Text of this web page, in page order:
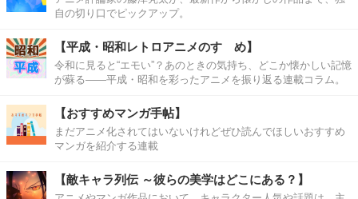
自の切り口でピックアップ。
【平成・昭和レトロアニメのすゝめ】
令和に見ると“エモい”？あのときの気持ち、どこか懐かしい記憶
が蘇る――平成・昭和を彩ったアニメを振り返る連載コラム。
【おすすめマンガ手帖】
まだアニメ化されてはいないけれどぜひ読んでほしいおすすめ
マンガを紹介する連載
【敵キャラ列伝 ～彼らの美学はどこにある？】